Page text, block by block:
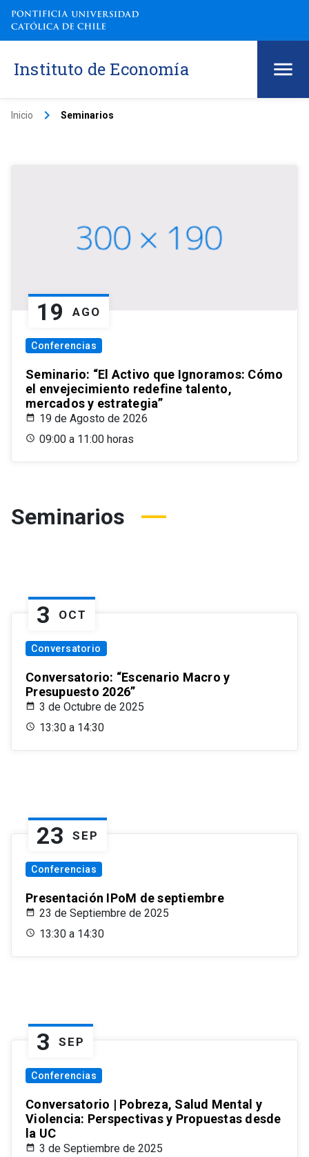
Instituto de Economía
Inicio keyboard_arrow_right Seminarios
19 AGO
Conferencias
Seminario: “El Activo que Ignoramos: Cómo
el envejecimiento redefine talento,
mercados y estrategia”
19 de Agosto de 2026
09:00 a 11:00 horas
Seminarios
3 OCT
Conversatorio
Conversatorio: “Escenario Macro y
Presupuesto 2026”
3 de Octubre de 2025
13:30 a 14:30
23 SEP
Conferencias
Presentación IPoM de septiembre
23 de Septiembre de 2025
13:30 a 14:30
3 SEP
Conferencias
Conversatorio | Pobreza, Salud Mental y
Violencia: Perspectivas y Propuestas desde
la UC
3 de Septiembre de 2025